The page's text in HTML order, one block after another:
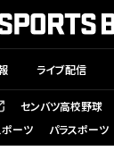
ライブ配信
センバツ高校野球
ポーツ パラスポーツ